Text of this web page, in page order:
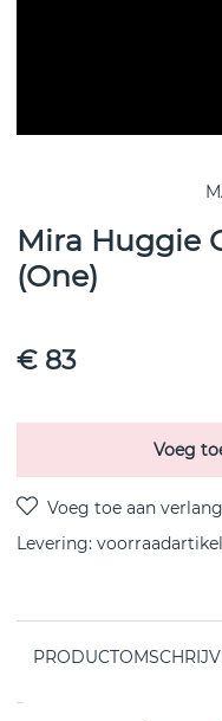
Mira Huggie
(One)
€ 83
Voeg
Levering: voorraadartikel